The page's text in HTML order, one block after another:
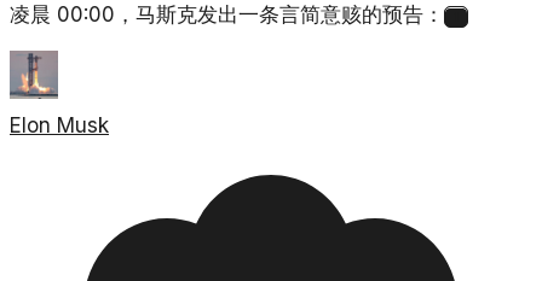
凌晨 00:00，马斯克发出一条言简意赅的预告：
Elon Musk